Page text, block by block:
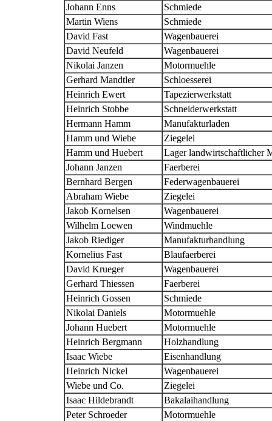
Johann Enns
Schmiede
Martin Wiens
Schmiede
David Fast
Wagenbauerei
David Neufeld
Wagenbauerei
Nikolai Janzen
Motormuehle
Gerhard Mandtler
Schloesserei
Heinrich Ewert
Tapezierwerkstatt
Heinrich Stobbe
Schneiderwerkstatt
Hermann Hamm
Manufakturladen
Hamm und Wiebe
Ziegelei
Hamm und Huebert
Lager landwirtschaftlicher
Johann Janzen
Faerberei
Bernhard Bergen
Federwagenbauerei
Abraham Wiebe
Ziegelei
Jakob Kornelsen
Wagenbauerei
Wilhelm Loewen
Windmuehle
Jakob Riediger
Manufakturhandlung
Kornelius Fast
Blaufaerberei
David Krueger
Wagenbauerei
Gerhard Thiessen
Faerberei
Heinrich Gossen
Schmiede
Nikolai Daniels
Motormuehle
Johann Huebert
Motormuehle
Heinrich Bergmann
Holzhandlung
Isaac Wiebe
Eisenhandlung
Heinrich Nickel
Wagenbauerei
Wiebe und Co.
Ziegelei
Isaac Hildebrandt
Bakalaihandlung
Peter Schroeder
Motormuehle